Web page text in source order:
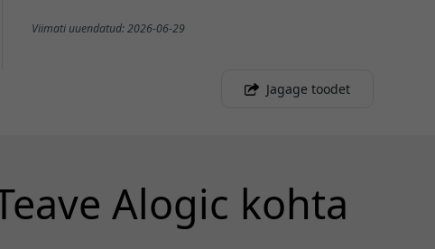
Viimati uuendatud: 2026-06-29
Jagage toodet
Alogic kohta